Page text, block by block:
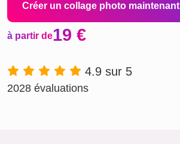
Créer un collage photo maintenant
à partir de19 €
4.9 sur 5
2028 évaluations